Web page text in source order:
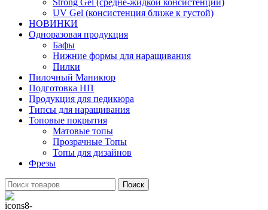
Strong Gel (средне-жидкой консистенции)
UV Gel (консистенция ближе к густой)
НОВИНКИ
Одноразовая продукция
Бафы
Нижние формы для наращивания
Пилки
Пилочный Маникюр
Подготовка НП
Продукция для педикюра
Типсы для наращивания
Топовые покрытия
Матовые топы
Прозрачные Топы
Топы для дизайнов
Фрезы
Поиск